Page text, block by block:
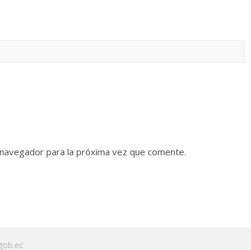
para la próxima vez que comente.